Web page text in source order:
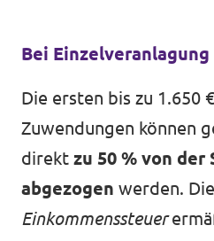
Bei Einzelveranlagung
Die ersten bis zu 1.650
Zuwendungen können
direkt zu 50 % von der
abgezogen werden. Die
Einkommenssteuer